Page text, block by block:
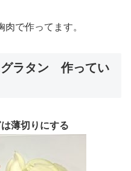
で作ってます。
グラタン 作ってい
薄切りにする